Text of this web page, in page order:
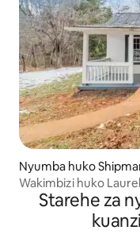
Nyumba huko
Wakimbizi huko Laurel
Starehe za